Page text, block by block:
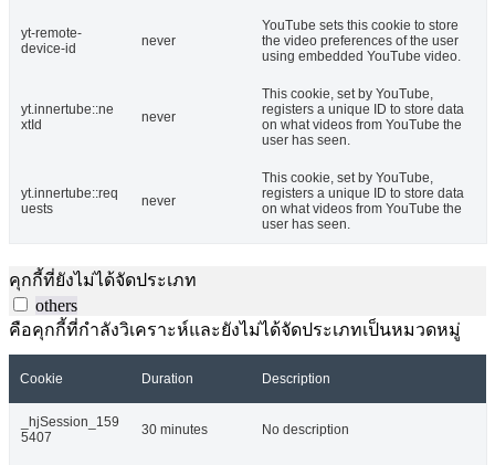
yt-remote-
device-id
never
YouTube sets this cookie to store
the video preferences of the user
using embedded YouTube video.
yt.innertube::ne
xtId
never
This cookie, set by YouTube,
registers a unique ID to store data
on what videos from YouTube the
user has seen.
yt.innertube::req
uests
never
This cookie, set by YouTube,
registers a unique ID to store data
on what videos from YouTube the
user has seen.
คุกกี้ที่ยังไม่ได้จัดประเภท
others
คือคุกกี้ที่กำลังวิเคราะห์และยังไม่ได้จัดประเภทเป็นหมวดหมู่
Cookie Duration Description
_hjSession_159
5407
30 minutes No description